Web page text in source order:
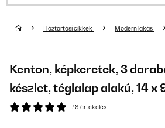
Háztartási cikkek Modern lakás
Kenton, képkeretek, 3
készlet, téglalap alakú, 14 x
78 értékelés